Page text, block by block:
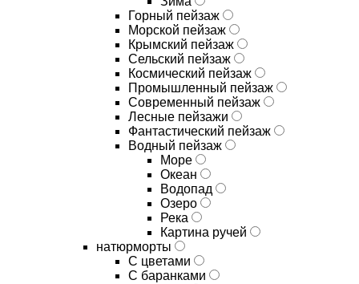
Горный пейзаж
Морской пейзаж
Крымский пейзаж
Сельский пейзаж
Космический пейзаж
Промышленный пейзаж
Современный пейзаж
Лесные пейзажи
Фантастический пейзаж
Водный пейзаж
Море
Океан
Водопад
Озеро
Река
Картина ручей
натюрморты
С цветами
С баранками